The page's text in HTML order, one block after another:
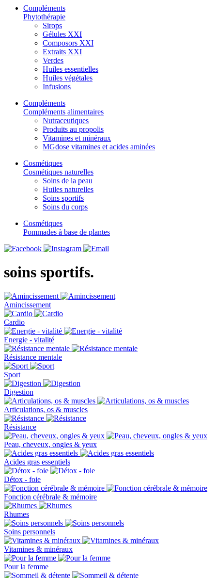
Compléments
Phytothérapie
Sirops
Gélules XXI
Composors XXI
Extraits XXI
Verdes
Huiles essentielles
Huiles végétales
Infusions
Compléments
Compléments alimentaires
Nutraceutiques
Produits au propolis
Vitamines et minéraux
MGdose vitamines et acides aminées
Cosmétiques
Cosmétiques naturelles
Soins de la peau
Huiles naturelles
Soins sportifs
Soins du corps
Cosmétiques
Pommades à base de plantes
soins sportifs.
Amincissement
Cardio
Energie - vitalité
Résistance mentale
Sport
Digestion
Articulations, os & muscles
Résistance
Peau, cheveux, ongles & yeux
Acides gras essentiels
Détox - foie
Fonction cérébrale & mémoire
Rhumes
Soins personnels
Vitamines & minéraux
Pour la femme